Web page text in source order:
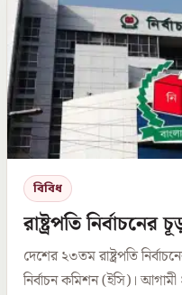
বিবিধ
রাষ্ট্রপতি নির্বাচনের
দেশের ২৩তম রাষ্ট্রপতি
নির্বাচন কমিশন (ইসি)।